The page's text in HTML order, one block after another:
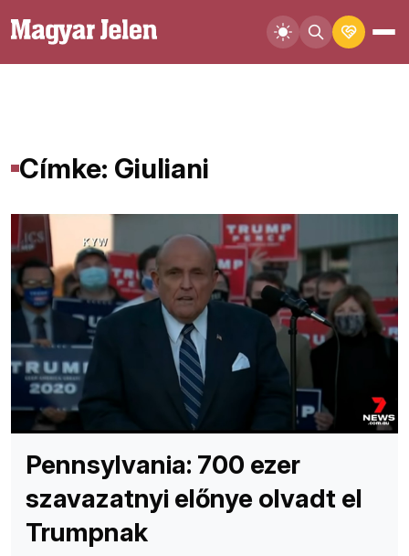
Címke: Giuliani
Pennsylvania: 700 ezer
szavazatnyi előnye olvadt el
Trumpnak